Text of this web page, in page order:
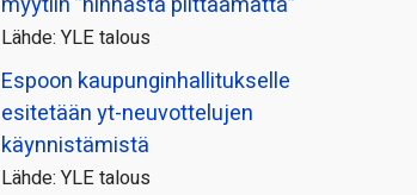
Lähde: YLE talous
Espoon kaupungin­hallitukselle
esitetään yt-neuvottelujen
käynnistämistä
Lähde: YLE talous